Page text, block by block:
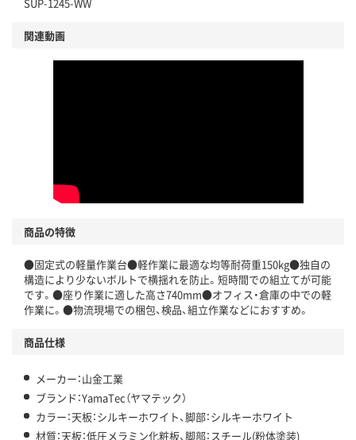
関連動画
商品の特徴
●固定式の軽量作業台●軽作業に最適な均等耐荷重150kg●独自の
構造により少ないボルトで横揺れを防止。短時間での組立てが可能
です。●座り作業に適した高さ740mm●オフィス・倉庫の中での軽
作業に。●物流現場での梱包、検品、組立作業などにおすすめ。
商品仕様
メーカー：山金工業
ブランド：YamaTec（ヤマテック）
カラー：天板：シルキーホワイト、脚部：シルキーホワイト
材質：天板：低圧メラミン化粧板、脚部：スチール(粉体塗装)